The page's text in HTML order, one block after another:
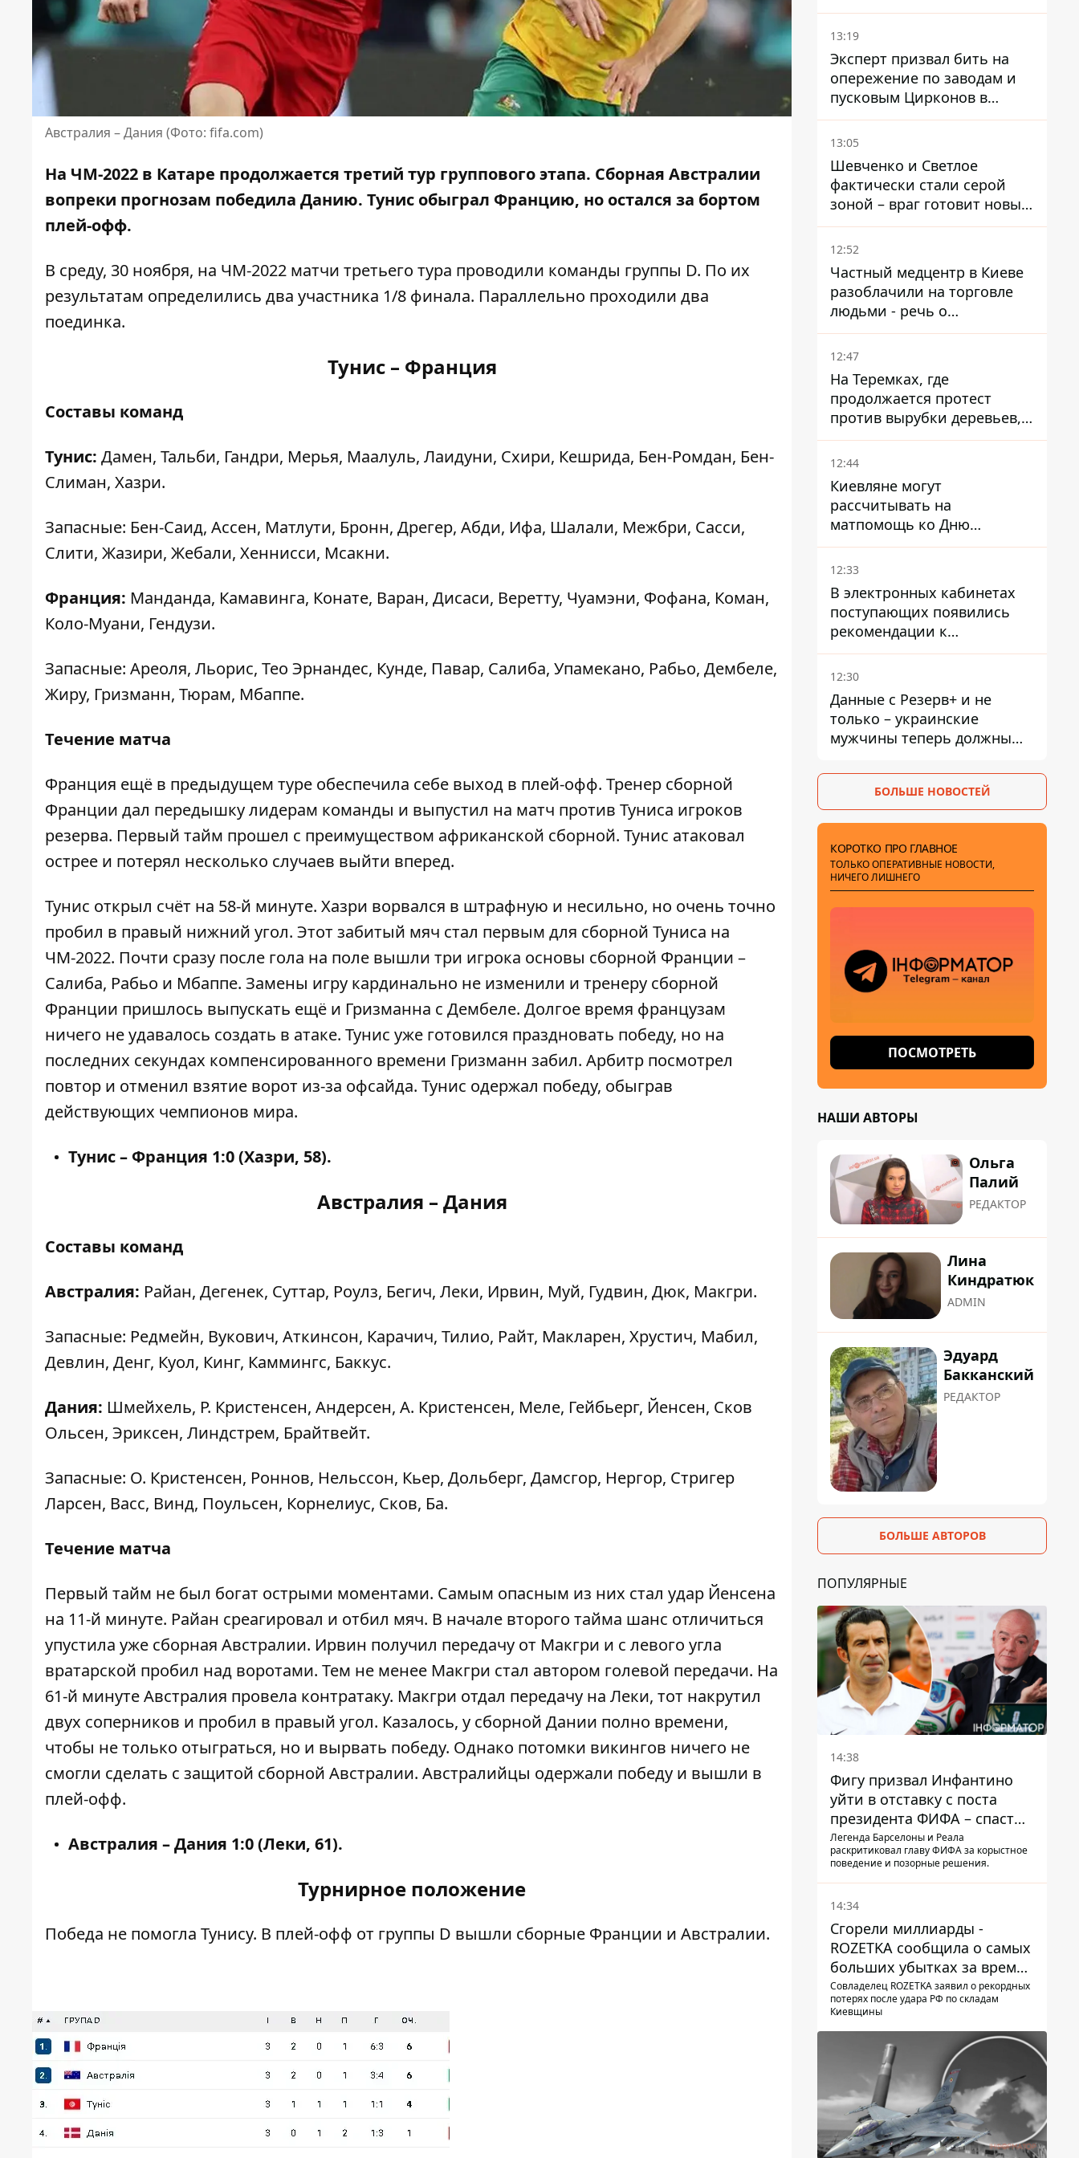
Австралия – Дания (Фото: fifa.com)
На ЧМ-2022 в Катаре продолжается третий тур группового этапа. Сборная Австралии
вопреки прогнозам победила Данию. Тунис обыграл Францию, но остался за бортом
плей-офф.
В среду, 30 ноября, на ЧМ-2022 матчи третьего тура проводили команды группы D. По их
результатам определились два участника 1/8 финала. Параллельно проходили два
поединка.
Тунис – Франция
Составы команд
Тунис: Дамен, Тальби, Гандри, Мерья, Маалуль, Лаидуни, Схири, Кешрида, Бен-Ромдан, Бен-
Слиман, Хазри.
Запасные: Бен-Саид, Ассен, Матлути, Бронн, Дрегер, Абди, Ифа, Шалали, Межбри, Сасси,
Слити, Жазири, Жебали, Хеннисси, Мсакни.
Франция: Манданда, Камавинга, Конате, Варан, Дисаси, Веретту, Чуамэни, Фофана, Коман,
Коло-Муани, Гендузи.
Запасные: Ареоля, Льорис, Тео Эрнандес, Кунде, Павар, Салиба, Упамекано, Рабьо, Дембеле,
Жиру, Гризманн, Тюрам, Мбаппе.
Течение матча
Франция ещё в предыдущем туре обеспечила себе выход в плей-офф. Тренер сборной
Франции дал передышку лидерам команды и выпустил на матч против Туниса игроков
резерва. Первый тайм прошел с преимуществом африканской сборной. Тунис атаковал
острее и потерял несколько случаев выйти вперед.
Тунис открыл счёт на 58-й минуте. Хазри ворвался в штрафную и несильно, но очень точно
пробил в правый нижний угол. Этот забитый мяч стал первым для сборной Туниса на
ЧМ-2022. Почти сразу после гола на поле вышли три игрока основы сборной Франции –
Салиба, Рабьо и Мбаппе. Замены игру кардинально не изменили и тренеру сборной
Франции пришлось выпускать ещё и Гризманна с Дембеле. Долгое время французам
ничего не удавалось создать в атаке. Тунис уже готовился праздновать победу, но на
последних секундах компенсированного времени Гризманн забил. Арбитр посмотрел
повтор и отменил взятие ворот из-за офсайда. Тунис одержал победу, обыграв
действующих чемпионов мира.
Тунис – Франция 1:0 (Хазри, 58).
Австралия – Дания
Составы команд
Австралия: Райан, Дегенек, Суттар, Роулз, Бегич, Леки, Ирвин, Муй, Гудвин, Дюк, Макгри.
Запасные: Редмейн, Вукович, Аткинсон, Карачич, Тилио, Райт, Макларен, Хрустич, Мабил,
Девлин, Денг, Куол, Кинг, Каммингс, Баккус.
Дания: Шмейхель, Р. Кристенсен, Андерсен, А. Кристенсен, Меле, Гейбьерг, Йенсен, Сков
Ольсен, Эриксен, Линдстрем, Брайтвейт.
Запасные: О. Кристенсен, Роннов, Нельссон, Кьер, Дольберг, Дамсгор, Нергор, Стригер
Ларсен, Васс, Винд, Поульсен, Корнелиус, Сков, Ба.
Течение матча
Первый тайм не был богат острыми моментами. Самым опасным из них стал удар Йенсена
на 11-й минуте. Райан среагировал и отбил мяч. В начале второго тайма шанс отличиться
упустила уже сборная Австралии. Ирвин получил передачу от Макгри и с левого угла
вратарской пробил над воротами. Тем не менее Макгри стал автором голевой передачи. На
61-й минуте Австралия провела контратаку. Макгри отдал передачу на Леки, тот накрутил
двух соперников и пробил в правый угол. Казалось, у сборной Дании полно времени,
чтобы не только отыграться, но и вырвать победу. Однако потомки викингов ничего не
смогли сделать с защитой сборной Австралии. Австралийцы одержали победу и вышли в
плей-офф.
Австралия – Дания 1:0 (Леки, 61).
Турнирное положение
Победа не помогла Тунису. В плей-офф от группы D вышли сборные Франции и Австралии.
украинцев - опрос показал
альтернативные симпатии
13:19
Эксперт призвал бить на
опережение по заводам и
пусковым Цирконов в
России
13:05
Шевченко и Светлое
фактически стали серой
зоной – враг готовит новые
атаки на Добропольском
направлении
12:52
Частный медцентр в Киеве
разоблачили на торговле
людьми - речь о
суррогатном материнстве
12:47
На Теремках, где
продолжается протест
против вырубки деревьев,
произошла стычка со
спецназом полиции
12:44
Киевляне могут
рассчитывать на
матпомощь ко Дню
независимости - кому ее
дадут
12:33
В электронных кабинетах
поступающих появились
рекомендации к
зачислению на бакалавриат
и в магистратуру – что
12:30
Данные с Резерв+ и не
только – украинские
мужчины теперь должны
службе, чтобы получить
временную защиту ЕС
БОЛЬШЕ НОВОСТЕЙ
КОРОТКО ПРО ГЛАВНОЕ
ТОЛЬКО ОПЕРАТИВНЫЕ НОВОСТИ,
НИЧЕГО ЛИШНЕГО
ПОСМОТРЕТЬ
НАШИ АВТОРЫ
Ольга
Палий
РЕДАКТОР
Лина
Киндратюк
ADMIN
Эдуард
Бакканский
РЕДАКТОР
БОЛЬШЕ АВТОРОВ
ПОПУЛЯРНЫЕ
14:38
Фигу призвал Инфантино
уйти в отставку с поста
президента ФИФА – спасти
футбол еще не поздно
Легенда Барселоны и Реала
раскритиковал главу ФИФА за корыстное
поведение и позорные решения.
14:34
Сгорели миллиарды -
ROZETKA сообщила о самых
больших убытках за время
существования компании
Совладелец ROZETKA заявил о рекордных
потерях после удара РФ по складам
Киевщины